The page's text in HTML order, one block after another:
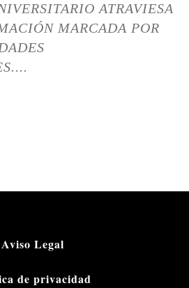
ATRAVIESA
MARCADA POR
Aviso Legal
de privacidad